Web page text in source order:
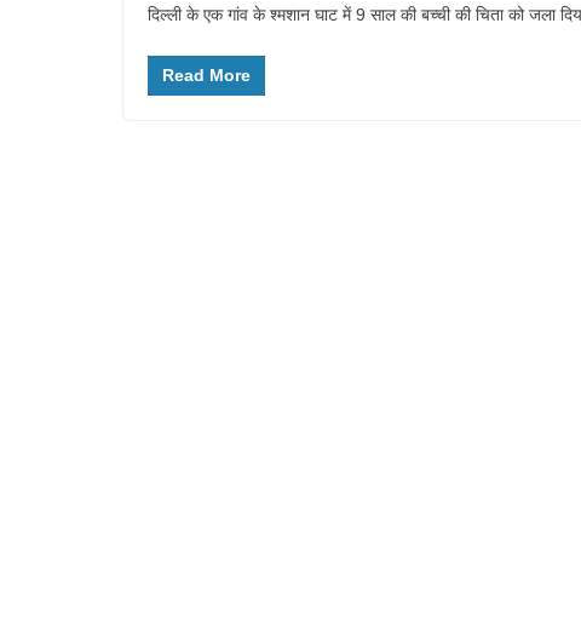
दिल्ली के एक गांव के श्मशान घाट में 9 साल की बच्ची की चिता को जला
Read More